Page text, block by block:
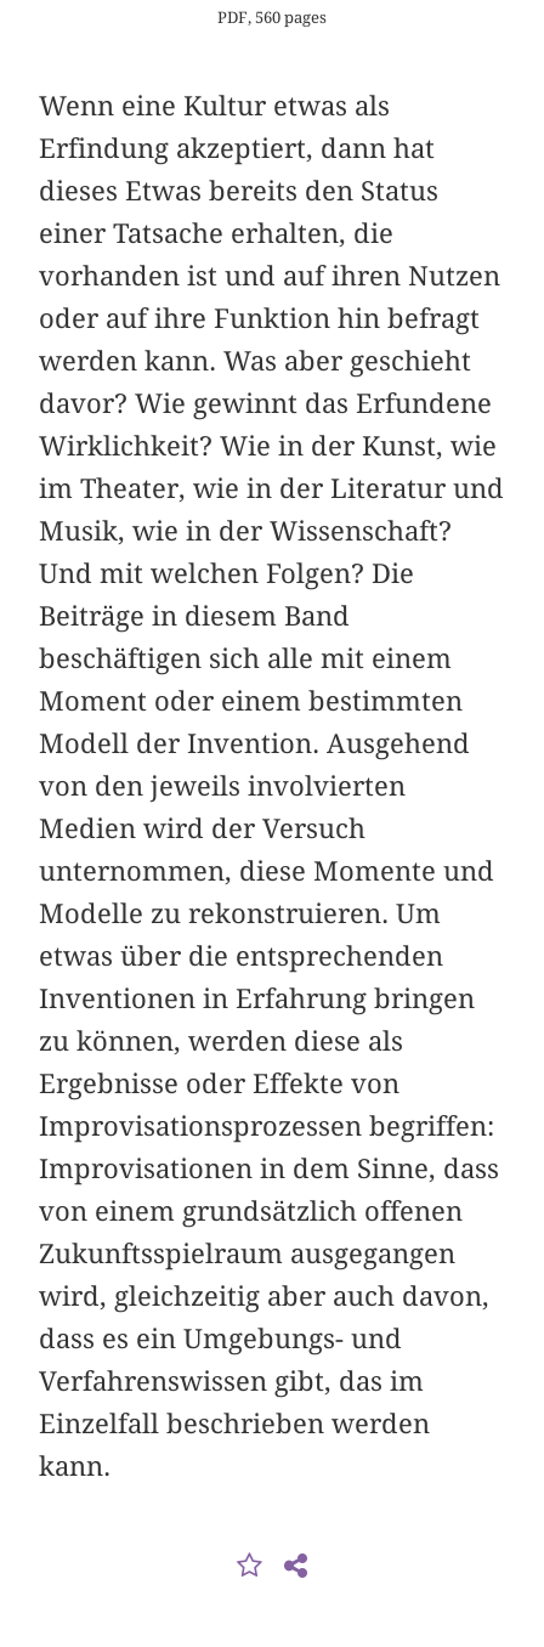
PDF, 560 pages
Wenn eine Kultur etwas als
Erfindung akzeptiert, dann hat
dieses Etwas bereits den Status
einer Tatsache erhalten, die
vorhanden ist und auf ihren Nutzen
oder auf ihre Funktion hin befragt
werden kann. Was aber geschieht
davor? Wie gewinnt das Erfundene
Wirklichkeit? Wie in der Kunst, wie
im Theater, wie in der Literatur und
Musik, wie in der Wissenschaft?
Und mit welchen Folgen? Die
Beiträge in diesem Band
beschäftigen sich alle mit einem
Moment oder einem bestimmten
Modell der Invention. Ausgehend
von den jeweils involvierten
Medien wird der Versuch
unternommen, diese Momente und
Modelle zu rekonstruieren. Um
etwas über die entsprechenden
Inventionen in Erfahrung bringen
zu können, werden diese als
Ergebnisse oder Effekte von
Improvisationsprozessen begriffen:
Improvisationen in dem Sinne, dass
von einem grundsätzlich offenen
Zukunftsspielraum ausgegangen
wird, gleichzeitig aber auch davon,
dass es ein Umgebungs- und
Verfahrenswissen gibt, das im
Einzelfall beschrieben werden
kann.